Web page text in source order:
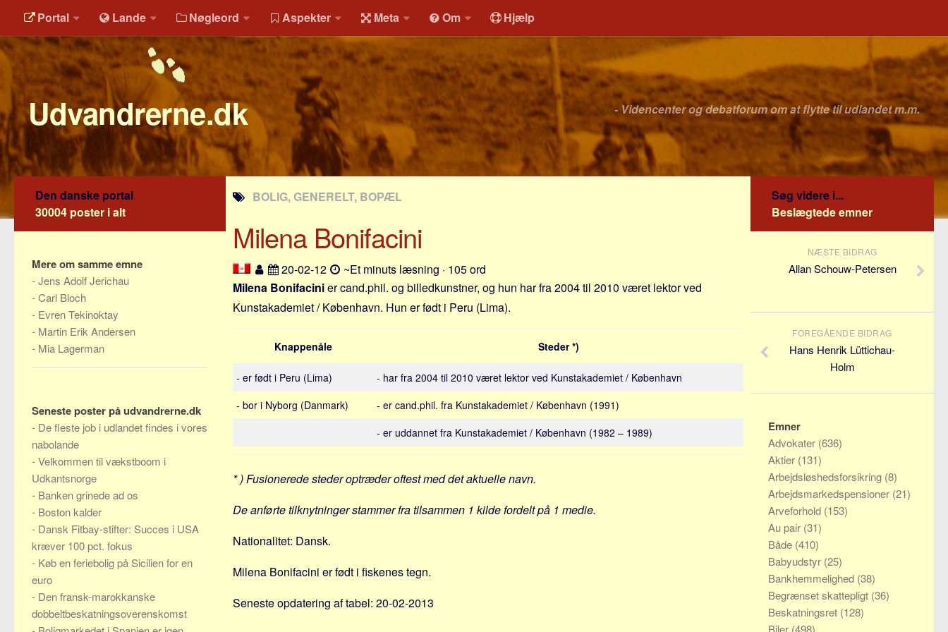
Portal Lande Nøgleord Aspekter Meta Om Hjælp
Udvandrerne.dk - Videncenter og debatforum om at flytte til udlandet m.m.
BOLIG, GENERELT, BOPÆL
Milena Bonifacini
20-02-12
~Et minuts læsning · 105 ord
Milena Bonifacinier cand.phil. og billedkunstner, og hun har fra 2004 til 2010 været lektor ved
Kunstakademiet / København. Hun er født i Peru (Lima).
Knappenåle Steder *)
- er født i Peru (Lima)
- har fra 2004 til 2010 været lektor ved Kunstakademiet / København
- bor i Nyborg (Danmark)
- er cand.phil. fra Kunstakademiet / København (1991)
- er uddannet fra Kunstakademiet / København (1982 – 1989)
* ) Fusionerede steder optræder oftest med det aktuelle navn.
De anførte tilknytninger stammer fra tilsammen 1 kilde fordelt på 1 medie.
Nationalitet: Dansk.
Milena Bonifacini er født i fiskenes tegn.
Seneste opdatering af tabel: 20-02-2013
Den danske portal
30004 poster i alt
Mere om samme emne
-Jens Adolf Jerichau
-Carl Bloch
- Evren Tekinoktay
- Martin Erik Andersen
- Mia Lagerman
Seneste poster på udvandrerne.dk
- De fleste job i udlandet findes i vores
nabolande
-Velkommen til vækstboom i
Udkantsnorge
- Banken grinede ad os
- Boston kalder
- Dansk Fitbay-stifter: Succes i USA
kræver 100 pct. fokus
- Køb en feriebolig på Sicilien for en
euro
- Den fransk-marokkanske
dobbeltbeskatningsoverenskomst
Søg videre i...
Beslægtede emner
NÆSTE BIDRAG
Allan Schouw-Petersen
FOREGÅENDE BIDRAG
Hans Henrik Lüttichau-
Holm
Emner
Advokater (636)
Aktier (131)
Arbejdsløshedsforsikring (8)
Arbejdsmarkedspensioner (21)
Arveforhold (153)
Au pair (31)
Både (410)
Babyudstyr (25)
Bankhemmelighed (38)
Begrænset skattepligt (36)
Beskatningsret (128)
Biler (498)